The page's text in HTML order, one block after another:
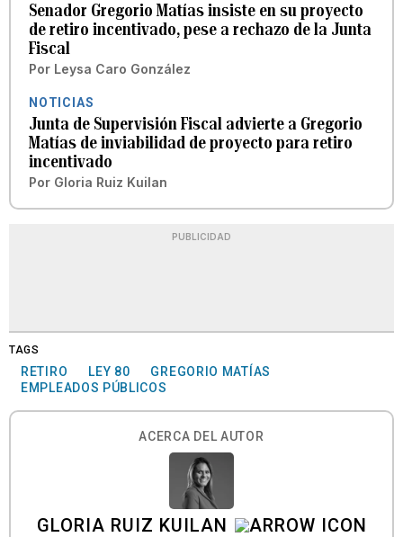
Senador Gregorio Matías insiste en su proyecto
de retiro incentivado, pese a rechazo de la Junta
Fiscal
Por Leysa Caro González
NOTICIAS
Junta de Supervisión Fiscal advierte a Gregorio
Matías de inviabilidad de proyecto para retiro
incentivado
Por Gloria Ruiz Kuilan
PUBLICIDAD
TAGS
RETIRO LEY 80
GREGORIO MATÍAS
EMPLEADOS PÚBLICOS
ACERCA DEL AUTOR
GLORIA RUIZ KUILAN